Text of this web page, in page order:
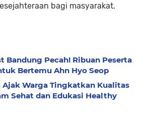
bagi masyarakat.
Bandung Pecah! Ribuan Peserta
Bertemu Ahn Hyo Seop
Ajak Warga Tingkatkan Kualitas
Sehat dan Edukasi Healthy